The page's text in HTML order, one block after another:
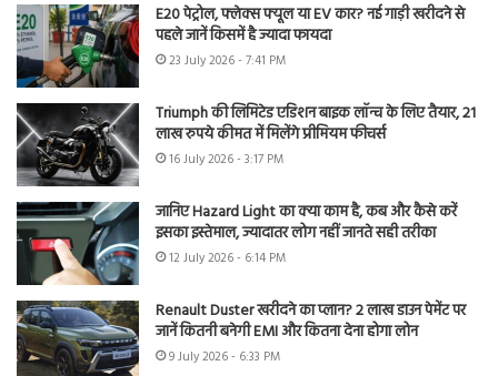
E20 पेट्रोल, फ्लेक्स फ्यूल या EV कार? नई गाड़ी खरीदने से
पहले जानें किसमें है ज्यादा फायदा
23 July 2026 - 7:41 PM
Triumph की लिमिटेड एडिशन बाइक लॉन्च के लिए तैयार, 21
लाख रुपये कीमत में मिलेंगे प्रीमियम फीचर्स
16 July 2026 - 3:17 PM
जानिए Hazard Light का क्या काम है, कब और कैसे करें
इसका इस्तेमाल, ज्यादातर लोग नहीं जानते सही तरीका
12 July 2026 - 6:14 PM
Renault Duster खरीदने का प्लान? 2 लाख डाउन पेमेंट पर
जानें कितनी बनेगी EMI और कितना देना होगा लोन
9 July 2026 - 6:33 PM